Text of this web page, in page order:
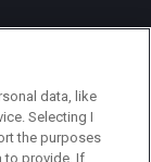
data, like
Selecting I
the purposes
to provide. If